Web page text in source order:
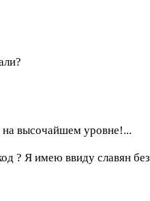
на высочайшем уровне!...
? Я имею ввиду славян без